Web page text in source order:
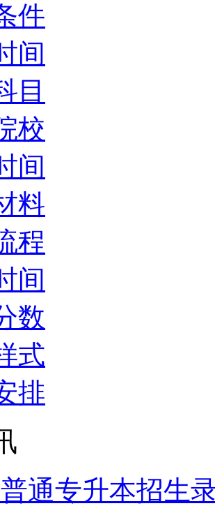
件
间
目
校
间
料
程
间
数
式
排
通专升本招生